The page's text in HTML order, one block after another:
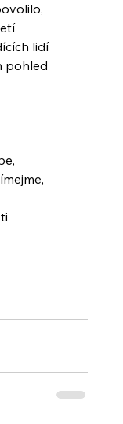
lidí
pohled